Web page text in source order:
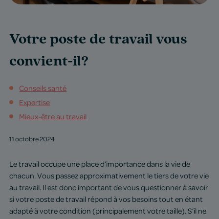
Votre poste de travail vous
convient-il?
Conseils santé
Expertise
Mieux-être au travail
11 octobre 2024
Le travail occupe une place d’importance dans la vie de
chacun. Vous passez approximativement le tiers devotrevie
au travail. Il est donc important de vous questionner à savoir
sivotre postede travail répond à vos besoins tout en étant
adapté àvotrecondition (principalementvotretaille). S’il ne